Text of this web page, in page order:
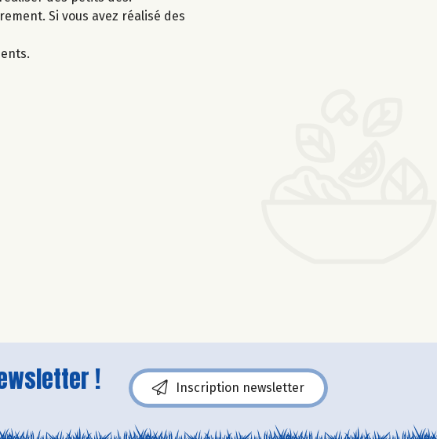
Si vous avez réalisé des
! Inscription newsletter